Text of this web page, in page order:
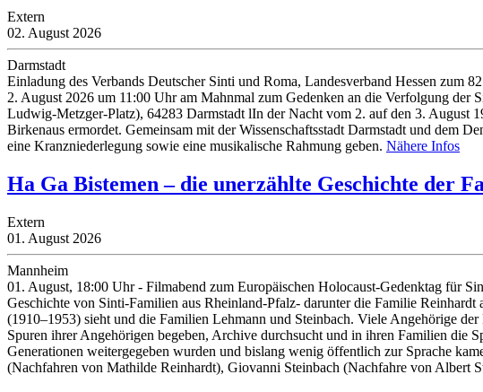
Extern
02. August 2026
Darmstadt
Einladung des Verbands Deutscher Sinti und Roma, Landesverband Hessen zum
2. August 2026 um 11:00 Uhr am Mahnmal zum Gedenken an die Verfolgung der
Ludwig-Metzger-Platz), 64283 Darmstadt lIn der Nacht vom 2. auf den 3. August
Birkenaus ermordet. Gemeinsam mit der Wissenschaftsstadt Darmstadt und dem
eine Kranzniederlegung sowie eine musikalische Rahmung geben. Nähere Infos
Ha Ga Bistemen – die unerzählte Geschichte der
Extern
01. August 2026
Mannheim
01. August, 18:00 Uhr - Filmabend zum Europäischen Holocaust-Gedenktag für
Geschichte von Sinti-Familien aus Rheinland-Pfalz- darunter die Familie
(1910–1953) sieht und die Familien Lehmann und Steinbach. Viele Angehörige
Spuren ihrer Angehörigen begeben, Archive durchsucht und in ihren Familien die
Generationen weitergegeben wurden und bislang wenig öffentlich zur Sprache
(Nachfahren von Mathilde Reinhardt), Giovanni Steinbach (Nachfahre von